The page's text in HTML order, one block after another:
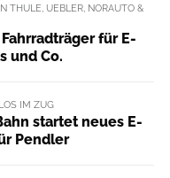
THULE, UEBLER, NORAUTO &
für E-
und Co.
IM ZUG
startet neues E-
Pendler